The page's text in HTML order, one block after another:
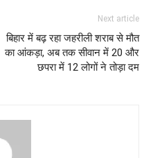
Next article
बिहार में बढ़ रहा जहरीली शराब से मौत
का आंकड़ा, अब तक सीवान में 20 और
छपरा में 12 लोगों ने तोड़ा दम